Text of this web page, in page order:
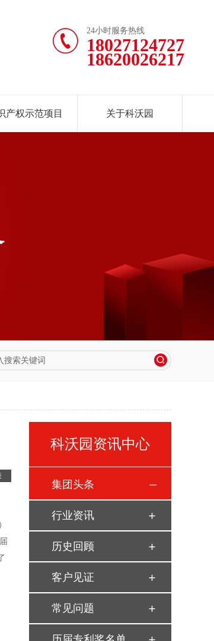
24小时服务热线
18027124727
18620026217
产权示范项目 关于科沃园
科沃园资讯中心
集团头条
行业资讯
历史回顾
客户见证
常见问题